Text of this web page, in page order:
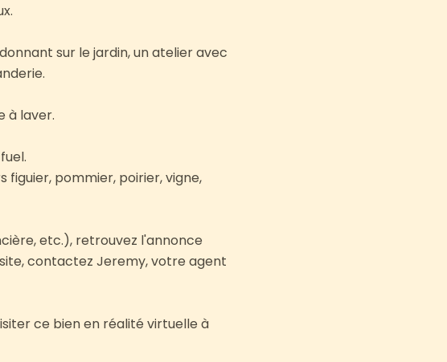
sur le jardin, un atelier avec
à laver.
figuier, pommier, poirier, vigne,
etc.), retrouvez l'annonce
contactez Jeremy, votre agent
ce bien en réalité virtuelle à